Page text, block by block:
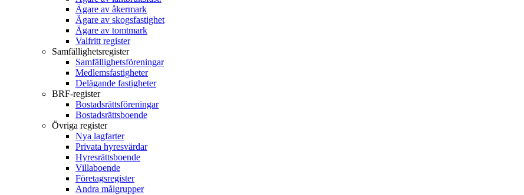
Ägare av åkermark
Ägare av skogsfastighet
Ägare av tomtmark
Valfritt register
Samfällighetsregister
Samfällighetsföreningar
Medlemsfastigheter
Delägande fastigheter
BRF-register
Bostadsrättsföreningar
Bostadsrättsboende
Övriga register
Nya lagfarter
Privata hyresvärdar
Hyresrättsboende
Villaboende
Företagsregister
Andra målgrupper